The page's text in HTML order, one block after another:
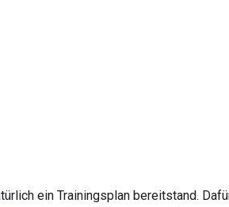
ein Trainingsplan bereitstand.